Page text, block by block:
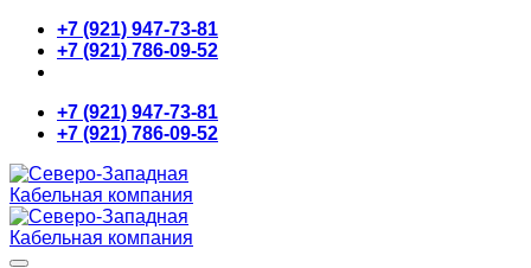
Skip
content
+7 (921) 947-73-81
+7 (921) 786-09-52
+7 (921) 947-73-81
+7 (921) 786-09-52